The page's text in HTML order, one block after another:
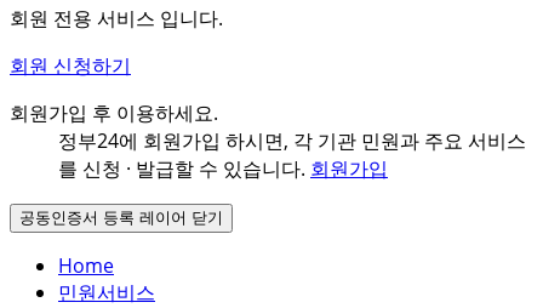
회원 전용 서비스 입니다.
회원 신청하기
회원가입 후 이용하세요.
정부24에 회원가입 하시면, 각 기관 민원과 주요 서비스
를 신청 · 발급할 수 있습니다. 회원가입
공동인증서 등록 레이어 닫기
Home
민원서비스